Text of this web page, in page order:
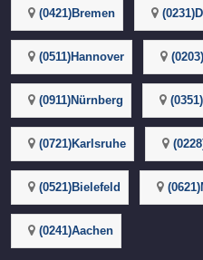
(0421)Bremen
(0511)Hannover
(0911)Nürnberg
(0721)Karlsruhe
(0521)Bielefeld
(0241)Aachen